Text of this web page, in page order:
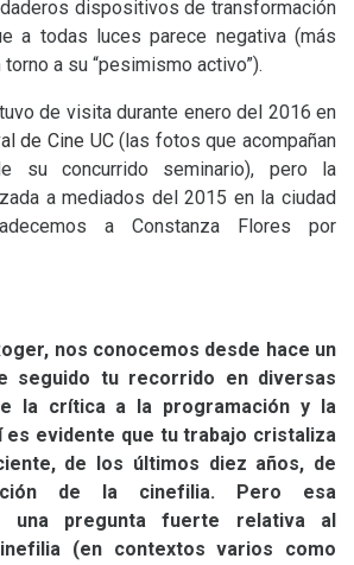
dispositivos de transformación
a todas luces parece negativa (más
a su “pesimismo activo”).
de visita durante enero del 2016 en
de Cine UC(las fotos que acompañan
su concurrido seminario), pero la
a mediados del 2015 en la ciudad
a Constanza Flores por
nos conocemos desde hace un
seguido tu recorrido en diversas
la crítica a la programación y la
es evidente que tu trabajo cristaliza
de los últimos diez años, de
de la cinefilia. Pero esa
una pregunta fuerte relativa al
(en contextos varios como